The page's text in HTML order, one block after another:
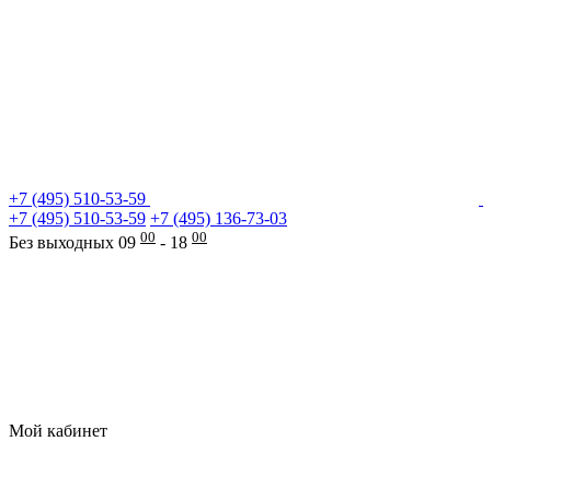
+7 (495) 510-53-59
+7 (495) 510-53-59 +7 (495) 136-73-03
Без выходных 09 00 - 18 00
Мой кабинет